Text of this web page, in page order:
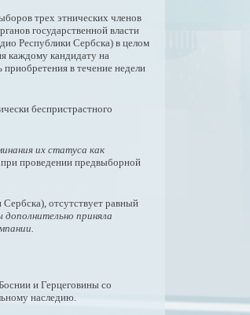
трех этнических членов
государственной власти
Республики Сербска) в целом
каждому кандидату на
в течение недели
беспристрастного
их статуса как
проведении предвыборной
отсутствует равный
приняла
и Герцеговины со
наследию.